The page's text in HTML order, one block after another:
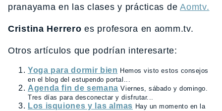
pranayama en las clases y prácticas deAomtv.
Cristina Herrero es profesora en aomm.tv.
Otros artículos que podrían interesarte:
Yoga para dormir bien Hemos visto estos consejos
en el blog del estupendo portal...
Agenda fin de semana Viernes, sábado y domingo.
Tres días para desconectar y disfrutar...
Los isquiones y las almas Hay un momento en la